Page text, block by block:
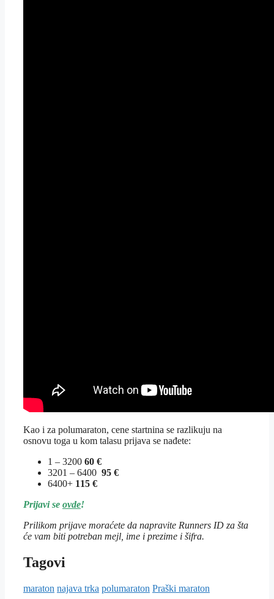
Kao i za polumaraton, cene startnina se razlikuju na
osnovu toga u kom talasu prijava se nađete:
1 – 3200 60 €
3201 – 6400 95 €
6400+ 115 €
Prijavi se ovde!
Prilikom prijave moraćete da napravite Runners ID za šta
će vam biti potreban mejl, ime i prezime i šifra.
Tagovi
maraton najava trka polumaraton Praški maraton